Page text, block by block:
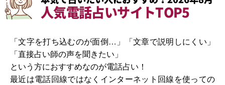
人気電話占いサイトTOP5
「文字を打ち込むのが面倒…」「文章で説明しにくい」
「直接占い師の声を聞きたい」
という方におすすめなのが電話占い！
最近は電話回線ではなくインターネット回線を使っての